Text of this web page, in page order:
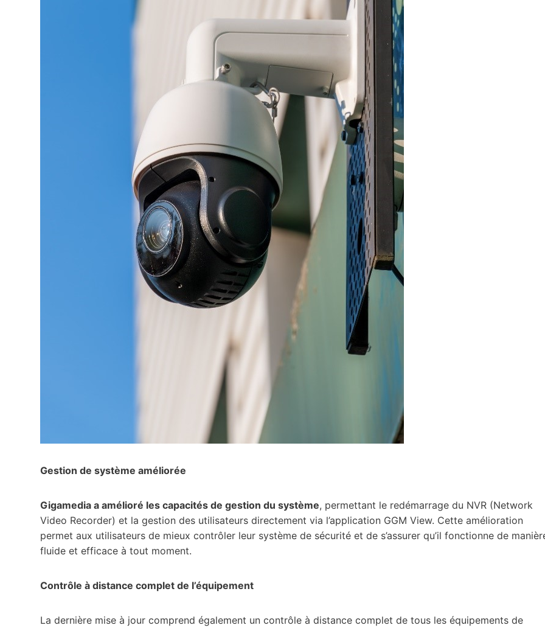
Gestion de système améliorée
Gigamedia a amélioré les capacités de gestion du système, permettant le redémarrage du NVR (Network
Video Recorder) et la gestion des utilisateurs directement via l’application GGM View. Cette amélioration
permet aux utilisateurs de mieux contrôler leur système de sécurité et de s’assurer qu’il fonctionne de
fluide et efficace à tout moment.
Contrôle à distance complet de l’équipement
La dernière mise à jour comprend également un contrôle à distance complet de tous les équipements de